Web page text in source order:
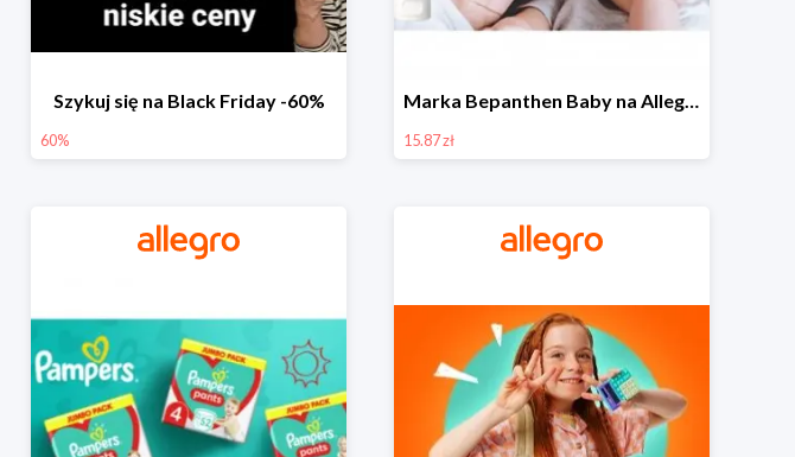
Szykuj się na Black Friday -60%
60%
Marka Bepanthen Baby na Allegro od 15,87 zł!
15.87 zł